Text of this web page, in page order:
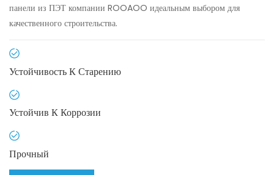
панели из ПЭТ компании ROOAOO идеальным выбором для
качественного строительства.
Устойчивость К Старению
Устойчив К Коррозии
Прочный